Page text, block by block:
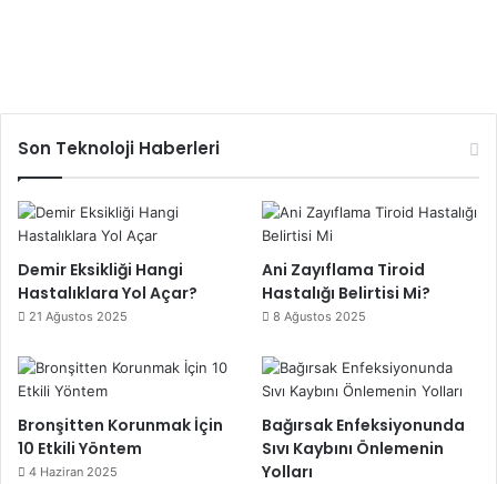
Son Teknoloji Haberleri
Demir Eksikliği Hangi
Hastalıklara Yol Açar?
21 Ağustos 2025
Ani Zayıflama Tiroid
Hastalığı Belirtisi Mi?
8 Ağustos 2025
Bronşitten Korunmak İçin
10 Etkili Yöntem
4 Haziran 2025
Bağırsak Enfeksiyonunda
Sıvı Kaybını Önlemenin
Yolları